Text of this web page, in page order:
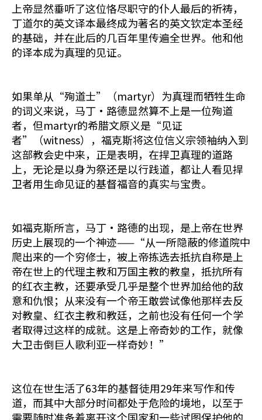
上帝显然垂听了这位恪尽职守的仆人最后的祈祷，
丁道尔的英文译本最终成为著名的英文钦定本圣经
的基础，并在此后的几百年里传遍全世界。他和他
的译本成为真理的见证。
如果单从“殉道士”（martyr）为真理而牺牲生命
的词义来说，马丁·路德显然算不上是一位殉道
者，但martyr的希腊文原义是“见证
者”（witness），福克斯将这位信义宗领袖纳入到
这部教会史中来，正是表明，在捍卫真理的道路
上，无论是以身为祭还是以行践道，都让人看见捍
卫者用生命见证的基督福音的真实与宝贵。
如福克斯所言，马丁·路德的出现，是上帝在世界
历史上展现的一个神迹——“从一所隐蔽的修道院中
爬出来的一个穷修士，被上帝拣选去抵抗自称是上
帝在世上的代理主教和万国主教的教皇，抵抗所有
的红衣主教，还要承受几乎是整个世界加给他的敌
意和仇恨；从来没有一个帝王敢尝试像他那样去反
对教皇、红衣主教和教廷，之前也没有任何一个学
者取得过这样的成就。这是上帝奇妙的工作，就像
大卫击倒巨人歌利亚一样奇妙！”
这位在世生活了63年的基督徒用29年来写作和传
道，而其中大部分时间都处于危险的境地，以至于